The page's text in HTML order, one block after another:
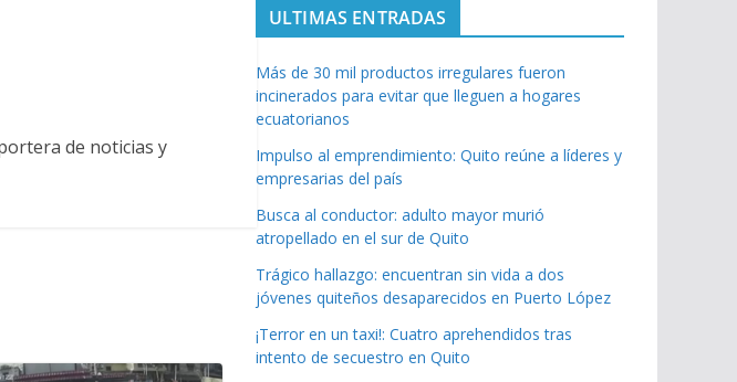
de noticias y
ULTIMAS ENTRADAS
Más de 30 mil productos irregulares fueron
incinerados para evitar que lleguen a hogares
ecuatorianos
Impulso al emprendimiento: Quito reúne a líderes y
empresarias del país
Busca al conductor: adulto mayor murió
atropellado en el sur de Quito
Trágico hallazgo: encuentran sin vida a dos
jóvenes quiteños desaparecidos en Puerto López
¡Terror en un taxi!: Cuatro aprehendidos tras
intento de secuestro en Quito